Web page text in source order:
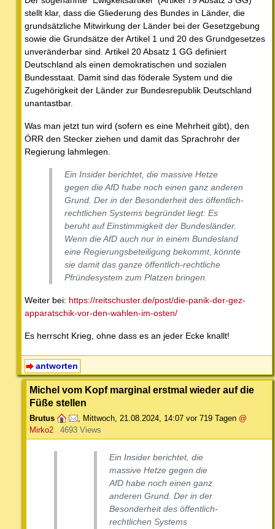
stellt klar, dass die Gliederung des Bundes in Länder, die
grundsätzliche Mitwirkung der Länder bei der Gesetzgebung
sowie die Grundsätze der Artikel 1 und 20 des Grundgesetzes
unveränderbar sind. Artikel 20 Absatz 1 GG definiert
Deutschland als einen demokratischen und sozialen
Bundesstaat. Damit sind das föderale System und die
Zugehörigkeit der Länder zur Bundesrepublik Deutschland
unantastbar.
Was man jetzt tun wird (sofern es eine Mehrheit gibt), den
ÖRR den Stecker ziehen und damit das Sprachrohr der
Regierung lahmlegen.
Ein Insider berichtet, die massive Hetze
gegen die AfD habe noch einen ganz anderen
Grund. Der in der Besonderheit des öffentlich-
rechtlichen Systems begründet liegt: Es
beruht auf Einstimmigkeit der Bundesländer.
Wenn die AfD auch nur in einem Bundesland
eine Regierungsbeteiligung bekommt, könnte
sie damit das ganze öffentlich-rechtliche
Pfründesystem zum Platzen bringen.
Weiter bei: https://reitschuster.de/post/die-panik-der-gez-
apparatschik-vor-den-wahlen-im-osten/
Es herrscht Krieg, ohne dass es an jeder Ecke knallt!
antworten
Michel vom Kopf marginal erstmal wieder auf die
Füße stellen
Brutus , Mittwoch, 21.08.2024, 14:07 vor 719 Tagen @
Mirko2
4693 Views
Ein Insider berichtet, die
massive Hetze gegen die
AfD habe noch einen ganz
anderen Grund. Der in der
Besonderheit des öffentlich-
rechtlichen Systems